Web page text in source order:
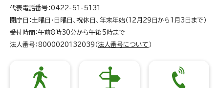
代表電話番号：0422-51-5131
閉庁日：土曜日・日曜日、祝休日、年末年始（12月29日から1月3日まで）
受付時間：午前8時30分から午後5時まで
法人番号：8000020132039（ 法人番号について ）